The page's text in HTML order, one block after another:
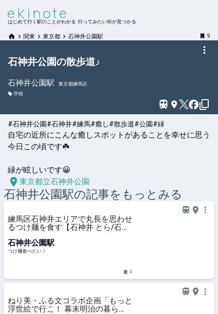
はじめて行く駅のことがわかる 行ってみたい街が見つかる
関東 東京都 石神井公園駅 9
石神井公園の散歩道♪
石神井公園駅
東京都練馬区
学校
#石神井公園#石神井#練馬#癒し#散歩道#公園#緑
自宅の近所にこんな癒しスポットがあることを幸せに思う
今日この頃です☘️
緑が眩しいです😀
東京都立石神井公園
石神井公園駅の記事をもっとみる
練馬区石神井エリアで丸長を思わせ
るつけ麺を食す【石神井 とら/石神
石神井公園駅
つけ麺食べたい！
4
ねり美・ふる文コラボ企画「もっと
浮世絵で行こ！ 幕末明治の暮ら